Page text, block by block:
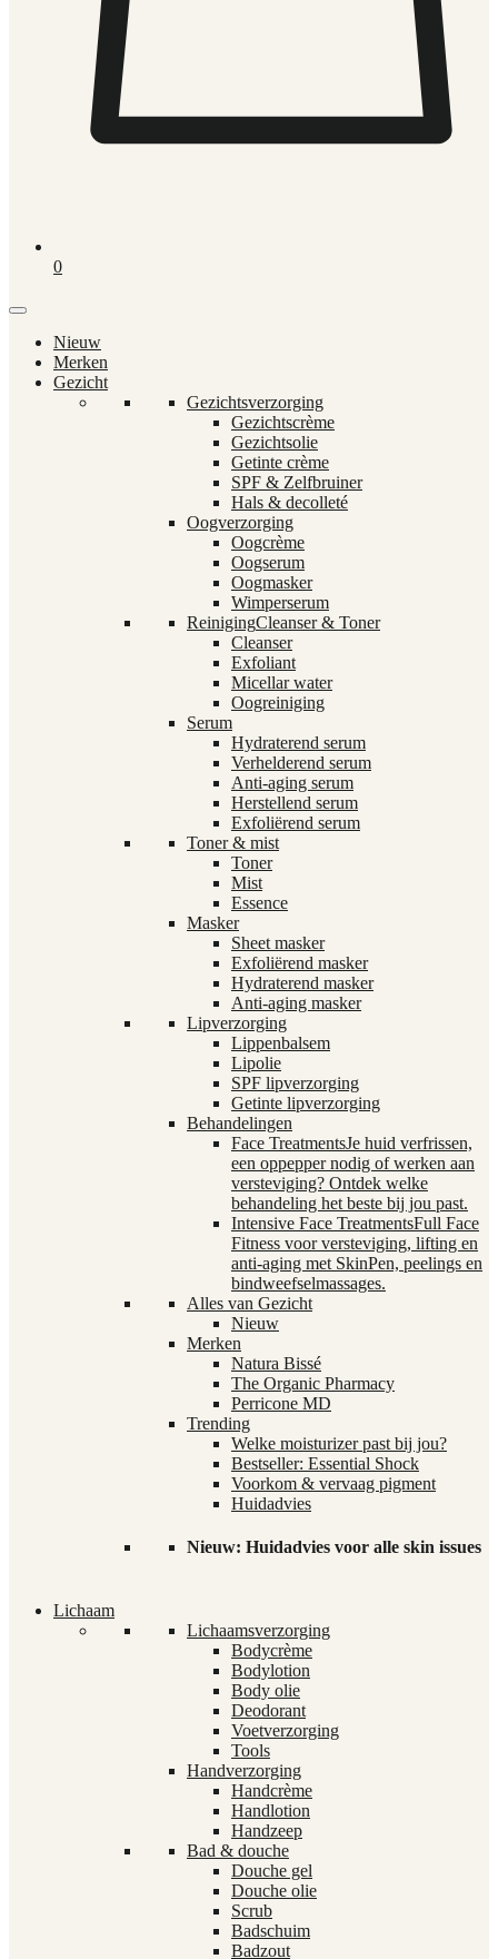
0
Nieuw
Merken
Gezicht
Gezichtsverzorging
Gezichtscrème
Gezichtsolie
Getinte crème
SPF & Zelfbruiner
Hals & decolleté
Oogverzorging
Oogcrème
Oogserum
Oogmasker
Wimperserum
ReinigingCleanser & Toner
Cleanser
Exfoliant
Micellar water
Oogreiniging
Serum
Hydraterend serum
Verhelderend serum
Anti-aging serum
Herstellend serum
Exfoliërend serum
Toner & mist
Toner
Mist
Essence
Masker
Sheet masker
Exfoliërend masker
Hydraterend masker
Anti-aging masker
Lipverzorging
Lippenbalsem
Lipolie
SPF lipverzorging
Getinte lipverzorging
Behandelingen
Face TreatmentsJe huid verfrissen,
een oppepper nodig of werken aan
versteviging? Ontdek welke
behandeling het beste bij jou past.
Intensive Face TreatmentsFull Face
Fitness voor versteviging, lifting en
anti-aging met SkinPen, peelings en
bindweefselmassages.
Alles van Gezicht
Nieuw
Merken
Natura Bissé
The Organic Pharmacy
Perricone MD
Trending
Welke moisturizer past bij jou?
Bestseller: Essential Shock
Voorkom & vervaag pigment
Huidadvies
Nieuw: Huidadvies voor alle skin issues
Lichaam
Lichaamsverzorging
Bodycrème
Bodylotion
Body olie
Deodorant
Voetverzorging
Tools
Handverzorging
Handcrème
Handlotion
Handzeep
Bad & douche
Douche gel
Douche olie
Scrub
Badschuim
Badzout